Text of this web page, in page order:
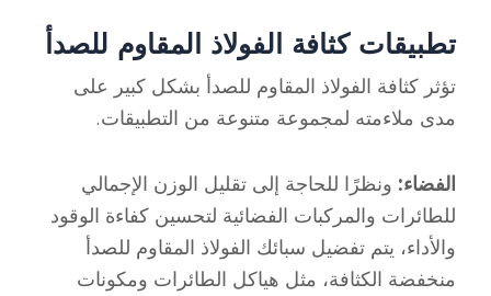
تطبيقات كثافة الفولاذ المقاوم للصدأ
تؤثر كثافة الفولاذ المقاوم للصدأ بشكل كبير على
مدى ملاءمته لمجموعة متنوعة من التطبيقات.
الفضاء: ونظرًا للحاجة إلى تقليل الوزن الإجمالي
للطائرات والمركبات الفضائية لتحسين كفاءة الوقود
والأداء، يتم تفضيل سبائك الفولاذ المقاوم للصدأ
منخفضة الكثافة، مثل هياكل الطائرات ومكونات